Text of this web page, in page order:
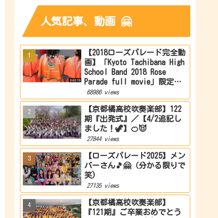
人気記事、動画 🤗
【2018ローズパレード完全動
画】「Kyoto Tachibana High
School Band 2018 Rose
Parade full movie」限定公
開
68986 views
【京都橘高校吹奏楽部】122
期『出発式』／【4/2追記し
ました！🦖】🍊😈
27844 views
【ローズパレード2025】メン
バーさん🎵🤗（分かる限りで
笑)
27135 views
【京都橘高校吹奏楽部】
『121期』ご卒業おめでとう